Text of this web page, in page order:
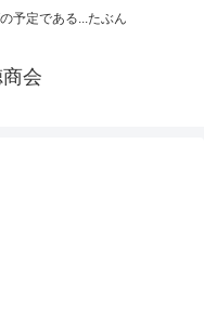
予定である...たぶん
会